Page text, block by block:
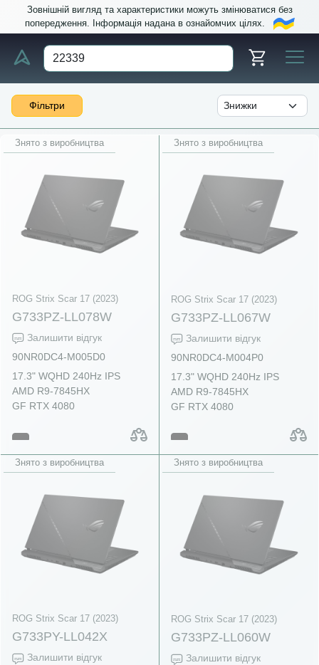
Зовнішній вигляд та характеристики можуть змінюватися без
попередження. Інформація надана в ознайомчих цілях.
Фільтри
Знято з виробництва
ROG Strix Scar 17 (2023)
G733PZ-LL078W
Залишити відгук
90NR0DC4-M005D0
17.3" WQHD 240Hz IPS
AMD R9-7845HX
GF RTX 4080
Знято з виробництва
ROG Strix Scar 17 (2023)
G733PZ-LL067W
Залишити відгук
90NR0DC4-M004P0
17.3" WQHD 240Hz IPS
AMD R9-7845HX
GF RTX 4080
Знято з виробництва
ROG Strix Scar 17 (2023)
G733PY-LL042X
Залишити відгук
Знято з виробництва
ROG Strix Scar 17 (2023)
G733PZ-LL060W
Залишити відгук